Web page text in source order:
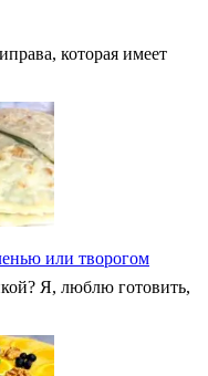
которая имеет
или творогом
Я, люблю готовить,